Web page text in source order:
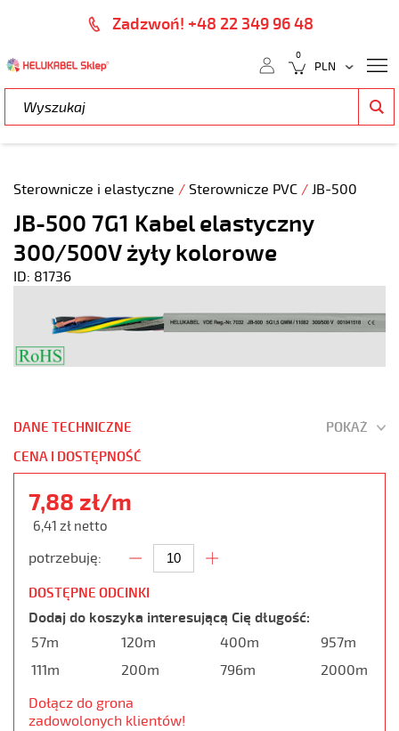
Zadzwoń! +48 22 349 96 48
0
Sterownicze i elastyczne / Sterownicze PVC / JB-500
JB-500 7G1 Kabel elastyczny
300/500V żyły kolorowe
ID: 81736
DANE TECHNICZNE
POKAŻ
CENA I DOSTĘPNOŚĆ
7,88 zł/m
6,41 zł netto
potrzebuję:
DOSTĘPNE ODCINKI
Dodaj do koszyka interesującą Cię długość:
57m
111m
120m
200m
400m
796m
957m
2000m
Dołącz do grona
zadowolonych klientów!